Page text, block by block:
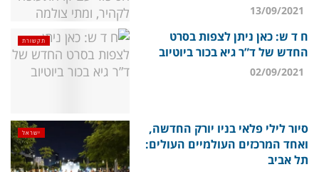
תקשורת
ח ד ש: כאן ניתן לצפות בסרט
החדש של ד”ר גיא בכור ביוטיוב
ישראל
סיור לילי פלאי בניו יורק החדשה,
ואחד המרכזים העולמיים העולים:
תל אביב